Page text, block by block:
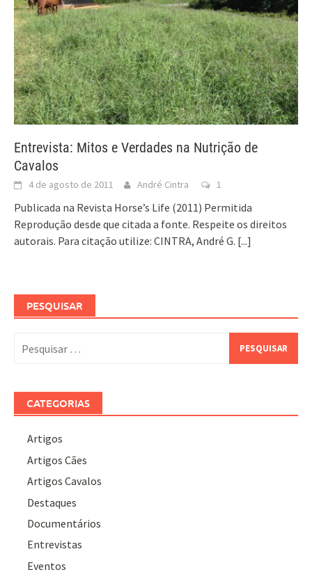
Entrevista: Mitos e Verdades na Nutrição de
Cavalos
4 de agosto de 2011 André Cintra 1
Publicada na Revista Horse’s Life (2011) Permitida
Reprodução desde que citada a fonte. Respeite os direitos
autorais. Para citação utilize: CINTRA, André G. [...]
PESQUISAR
por:
CATEGORIAS
Artigos
Artigos Cães
Artigos Cavalos
Destaques
Documentários
Entrevistas
Eventos